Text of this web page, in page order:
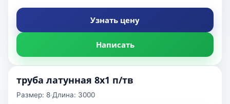
Узнать цену
Написать
труба латунная 8x1 п/тв
Размер: 8·Длина: 3000